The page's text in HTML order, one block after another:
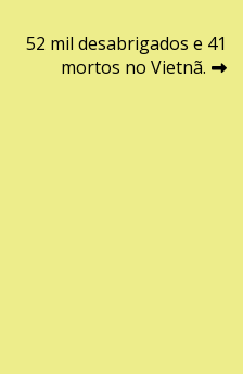
52 mil desabrigados e 41
mortos no Vietnã.